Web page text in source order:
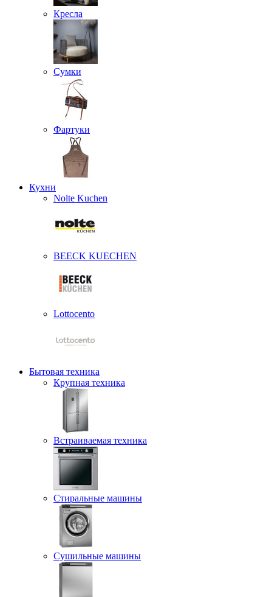
Кресла
Сумки
Фартуки
Кухни
Nolte Kuchen
BEECK KUECHEN
Lottocento
Бытовая техника
Крупная техника
Встраиваемая техника
Стиральные машины
Сушильные машины